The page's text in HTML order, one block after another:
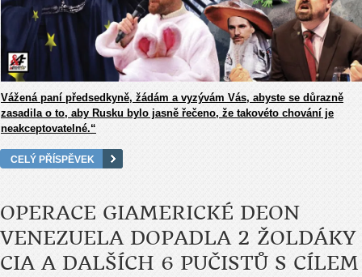
Vážená paní předsedkyně, žádám a vyzývám Vás, abyste se důrazně
zasadila o to, aby Rusku bylo jasně řečeno, že takovéto chování je
neakceptovatelné.“
CELÝ PŘÍSPĚVEK
OPERACE GIAMERICKÉ DEON
VENEZUELA DOPADLA 2 ŽOLDÁKY
CIA A DALŠÍCH 6 PUČISTŮ S CÍLEM